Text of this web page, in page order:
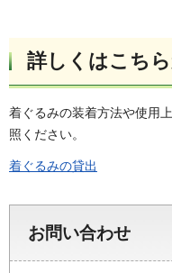
詳しくはこち
着ぐるみの装着方法や使用
照ください。
着ぐるみの貸出
お問い合わせ